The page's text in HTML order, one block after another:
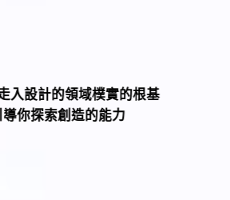
入設計的領域樸實的根基
導你探索創造的能力